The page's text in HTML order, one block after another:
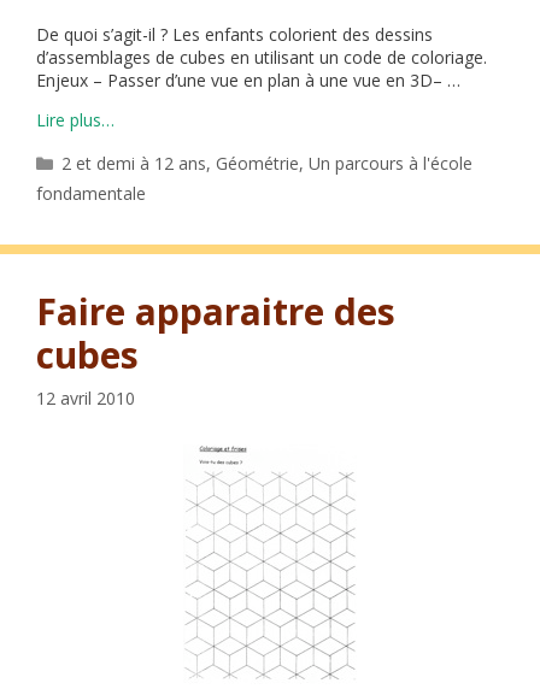
De quoi s’agit-il ? Les enfants colorient des dessins
d’assemblages de cubes en utilisant un code de coloriage.
Enjeux – Passer d’une vue en plan à une vue en 3D– …
Lire plus…
Catégories
2 et demi à 12 ans, Géométrie,Un parcours à l'école
fondamentale
Faire apparaitre des
cubes
12 avril 2010